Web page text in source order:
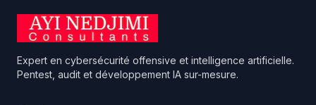
Expert en cybersécurité offensive et intelligence artificielle.
Pentest, audit et développement IA sur-mesure.